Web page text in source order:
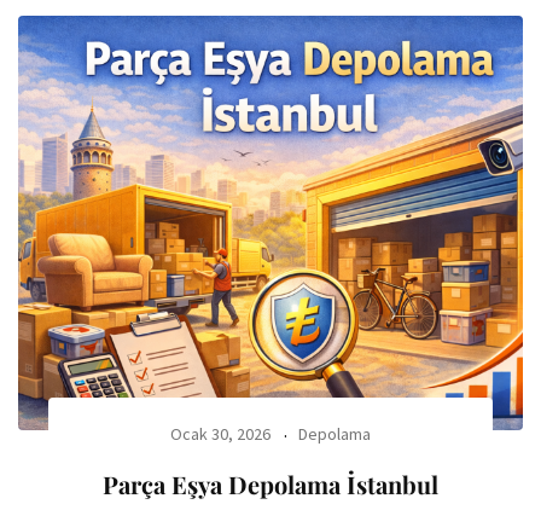
Ocak 30, 2026 Depolama
Parça Eşya Depolama İstanbul